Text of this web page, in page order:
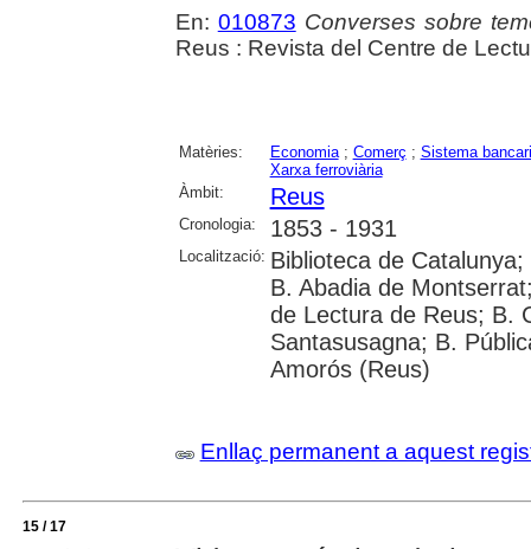
En: 010873 Converses sobre
Reus : Revista del Centre de
Matèries: Economia; Comerç ; Sistema bancari
Xarxa ferroviària
Àmbit:
Reus
Cronologia: 1853 - 1931
Localització: Biblioteca de
B. Abadia de
de Lectura de Reus; B.
Santasusagna; B.
Amorós (Reus)
Enllaç permanent a aquest
15 / 17